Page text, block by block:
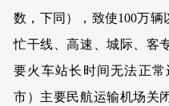
数，下同），致使100万
忙干线、高速、城际、客
要火车站长时间无法正
市）主要民航运输机场关